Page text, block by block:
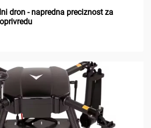
dron - napredna preciznost za